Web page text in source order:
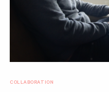
COLLABORATION